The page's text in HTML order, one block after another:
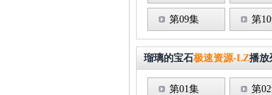
第09集 第
瑠璃的宝石极速资源-LZ播放
第01集 第